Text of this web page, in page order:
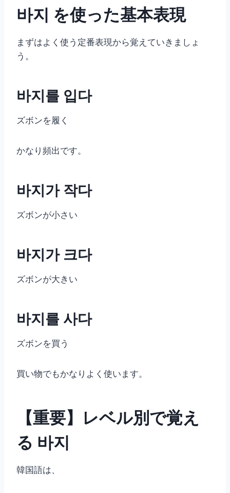
바지 を使った基本表現
まずはよく使う定番表現から覚えていきましょ
う。
바지를 입다
ズボンを履く
かなり頻出です。
바지가 작다
ズボンが小さい
바지가 크다
ズボンが大きい
바지를 사다
ズボンを買う
買い物でもかなりよく使います。
【重要】レベル別で覚え
る 바지
韓国語は、